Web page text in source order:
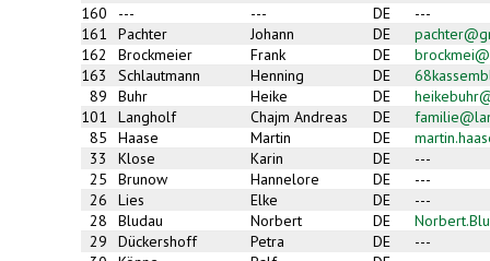
160
--- --- DE
---
161
Pachter Johann DE
162
Brockmeier Frank DE
163
Schlautmann Henning DE
89
Buhr Heike DE
101
Langholf Chajm Andreas DE
85
Haase Martin DE
33
Klose Karin DE
---
25
Brunow Hannelore DE
---
26
Lies Elke DE
---
28
Bludau Norbert DE
29
Dückershoff Petra DE
---